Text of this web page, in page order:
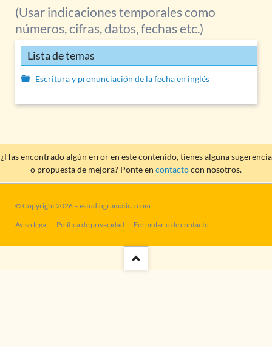
(Usar indicaciones temporales como
números, cifras, datos, fechas etc.)
Lista de temas
Escritura y pronunciación de la fecha en inglés
¿Has encontrado algún error en este contenido, tienes alguna sugerencia
o propuesta de mejora? Ponte en contactocon nosotros.
© Copyright 2026 – estudiogramatica.com
Saltar
Aviso legal Política de privacidad Formulario de contacto